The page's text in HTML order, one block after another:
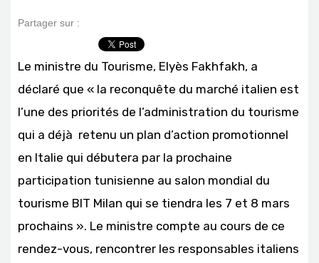
Partager sur :
Le ministre du Tourisme, Elyès Fakhfakh, a
déclaré que « la reconquête du marché italien est
l’une des priorités de l’administration du tourisme
qui a déjà retenu un plan d’action promotionnel
en Italie qui débutera par la prochaine
participation tunisienne au salon mondial du
tourisme BIT Milan qui se tiendra les 7 et 8 mars
prochains ». Le ministre compte au cours de ce
rendez-vous, rencontrer les responsables italiens